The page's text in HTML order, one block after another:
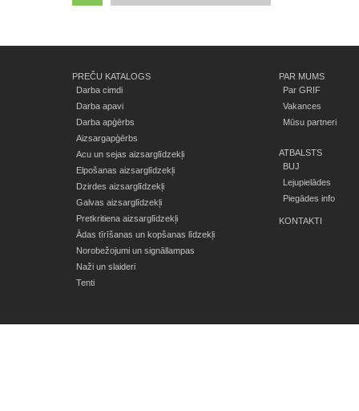
PREČU KATALOGS
Darba cimdi
Darba apavi
Darba apģērbs
Aizsargapģērbs
Acu un sejas aizsarglīdzekļi
Elpošanas aizsarglīdzekļi
Dzirdes aizsarglīdzekļi
Galvas aizsarglīdzekļi
Pretkritiena aizsarglīdzekļi
Ādas tīrīšanas un kopšanas līdzekļi
Norobežojumi un signāllampas
Naži un slaideri
Tenti
PAR MUMS
Par GRIF
Vakances
Mūsu partneri
ATBALSTS
BUJ
Lejupielādes
Piegādes info
KONTAKTI